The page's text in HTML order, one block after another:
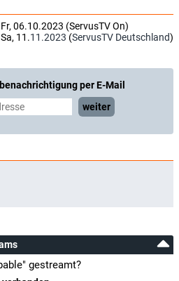
Fr, 06.10.2023 (ServusTV On)
Sa, 11.11.2023 (ServusTV Deutschland)
per E-Mail
weiter
gestreamt?